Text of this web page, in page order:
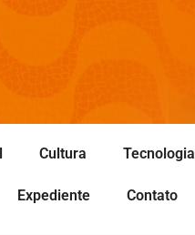
Cultura Tecnologia
Expediente Contato